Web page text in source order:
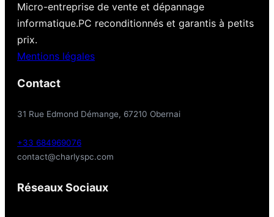
Micro-entreprise de vente et dépannage
informatique.PC reconditionnés et garantis à petits
prix.
Mentions légales
Contact
31 Rue Edmond Démange, 67210 Obernai
+33 684969076
contact@charlyspc.com
Réseaux Sociaux